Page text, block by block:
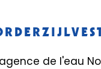
de l'eau